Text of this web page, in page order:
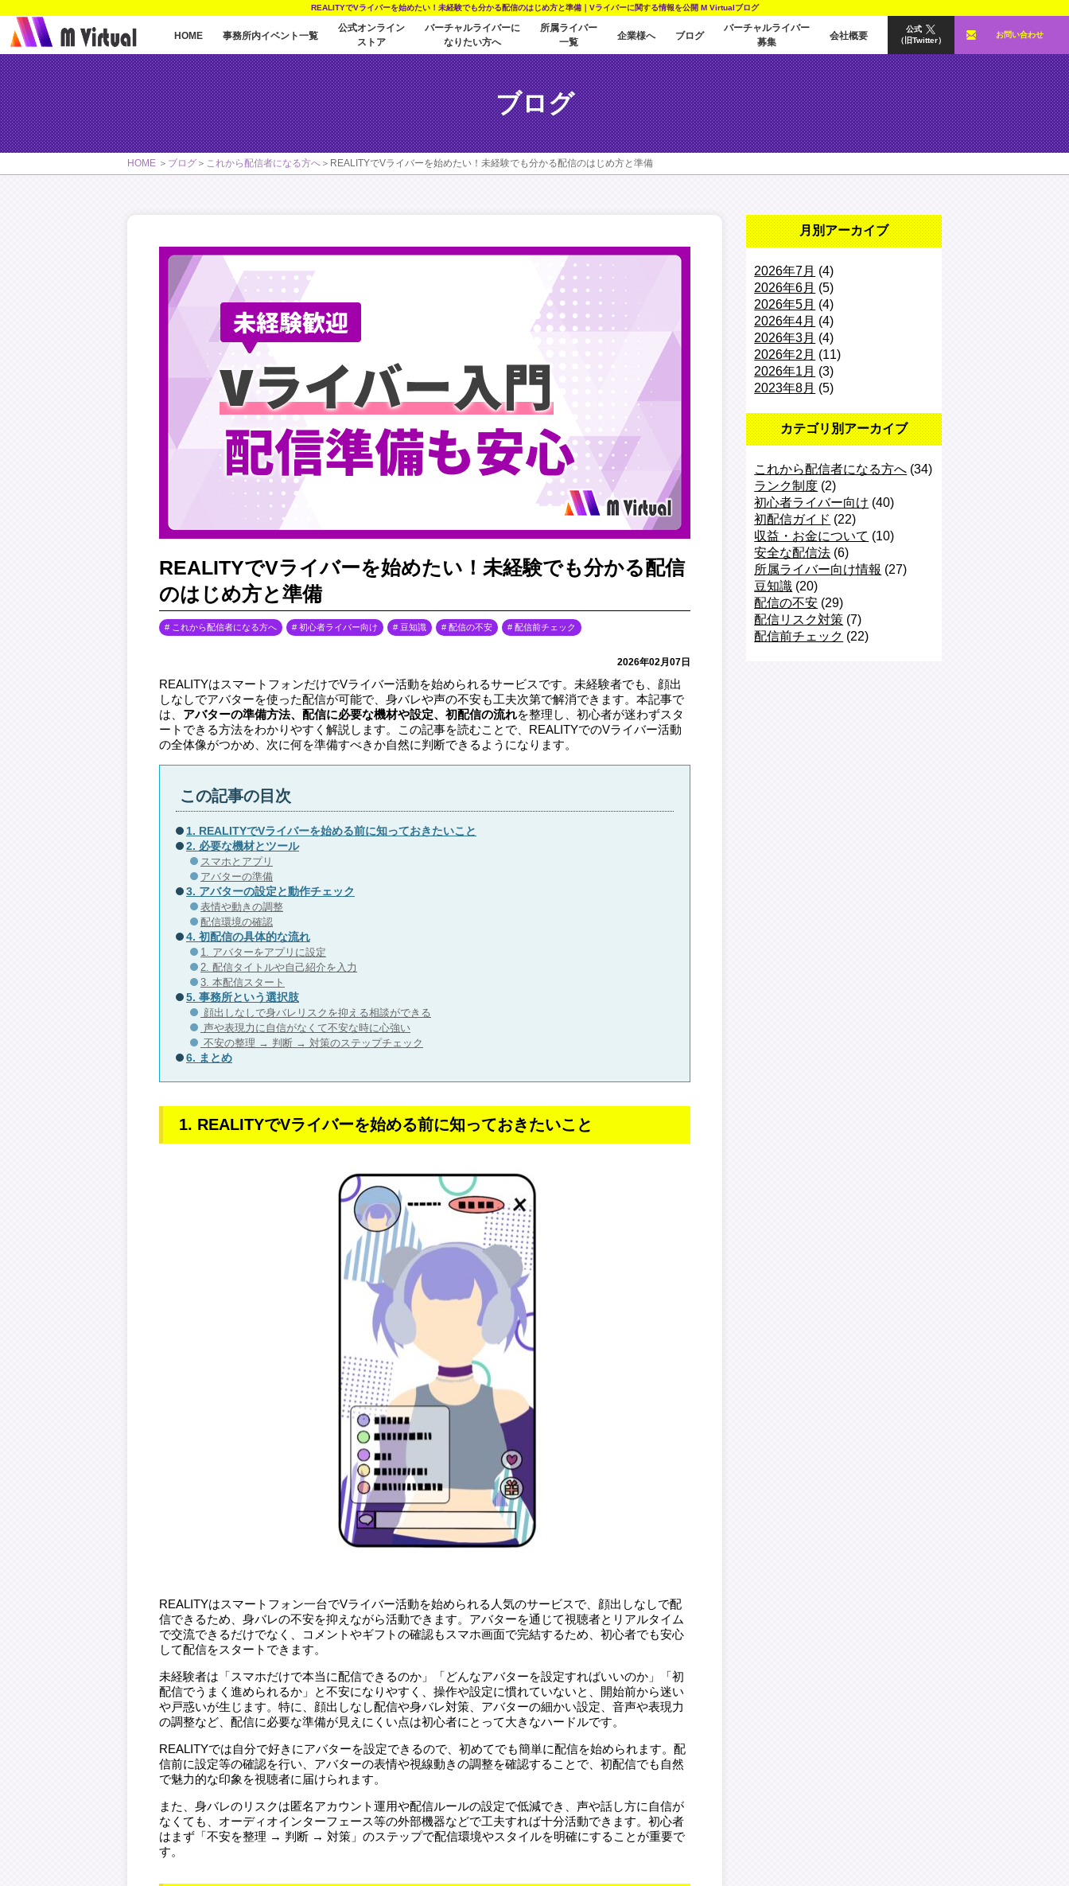
REALITYでVライバーを始めたい！未経験でも分かる配信のはじめ方と準備｜Vライバーに関する情報を公開 M Virtualブログ
HOME 事務所内イベント一覧
公式オンライン
ストア
バーチャルライバーに
なりたい方へ
所属ライバー
一覧
企業様へ ブログ
バーチャルライバー
募集
会社概要
公式
（旧Twitter）
お問い合わせ
ブログ
HOME ブログ これから配信者になる方へ REALITYでVライバーを始めたい！未経験でも分かる配信のはじめ方と準備
REALITYでVライバーを始めたい！未経験でも分かる配信
のはじめ方と準備
これから配信者になる方へ 初心者ライバー向け 豆知識 配信の不安 配信前チェック
2026年02月07日
REALITYはスマートフォンだけでVライバー活動を始められるサービスです。未経験者でも、顔出
しなしでアバターを使った配信が可能で、身バレや声の不安も工夫次第で解消できます。本記事で
は、 アバターの準備方法、配信に必要な機材や設定、初配信の流れを整理し、初心者が迷わずスタ
ートできる方法をわかりやすく解説します。この記事を読むことで、REALITYでのVライバー活動
の全体像がつかめ、次に何を準備すべきか自然に判断できるようになります。
この記事の目次
1. REALITYでVライバーを始める前に知っておきたいこと
2. 必要な機材とツール
スマホとアプリ
アバターの準備
3. アバターの設定と動作チェック
表情や動きの調整
配信環境の確認
4. 初配信の具体的な流れ
1. アバターをアプリに設定
2. 配信タイトルや自己紹介を入力
3. 本配信スタート
5. 事務所という選択肢
顔出しなしで身バレリスクを抑える相談ができる
声や表現力に自信がなくて不安な時に心強い
不安の整理 → 判断 → 対策のステップチェック
6. まとめ
1. REALITYでVライバーを始める前に知っておきたいこと
REALITYはスマートフォン一台でVライバー活動を始められる人気のサービスで、顔出しなしで配
信できるため、身バレの不安を抑えながら活動できます。アバターを通じて視聴者とリアルタイム
で交流できるだけでなく、コメントやギフトの確認もスマホ画面で完結するため、初心者でも安心
して配信をスタートできます。
未経験者は「スマホだけで本当に配信できるのか」「どんなアバターを設定すればいいのか」「初
配信でうまく進められるか」と不安になりやすく、操作や設定に慣れていないと、開始前から迷い
や戸惑いが生じます。特に、顔出しなし配信や身バレ対策、アバターの細かい設定、音声や表現力
の調整など、配信に必要な準備が見えにくい点は初心者にとって大きなハードルです。
REALITYでは自分で好きにアバターを設定できるので、初めてでも簡単に配信を始められます。配
信前に設定等の確認を行い、アバターの表情や視線動きの調整を確認することで、初配信でも自然
で魅力的な印象を視聴者に届けられます。
また、身バレのリスクは匿名アカウント運用や配信ルールの設定で低減でき、声や話し方に自信が
なくても、オーディオインターフェース等の外部機器などで工夫すれば十分活動できます。初心者
はまず「不安を整理 → 判断 → 対策」のステップで配信環境やスタイルを明確にすることが重要で
す。
月別アーカイブ
2026年7月 (4)
2026年6月 (5)
2026年5月 (4)
2026年4月 (4)
2026年3月 (4)
2026年2月 (11)
2026年1月 (3)
2023年8月 (5)
カテゴリ別アーカイブ
これから配信者になる方へ (34)
ランク制度 (2)
初心者ライバー向け (40)
初配信ガイド (22)
収益・お金について (10)
安全な配信法 (6)
所属ライバー向け情報 (27)
豆知識 (20)
配信の不安 (29)
配信リスク対策 (7)
配信前チェック (22)